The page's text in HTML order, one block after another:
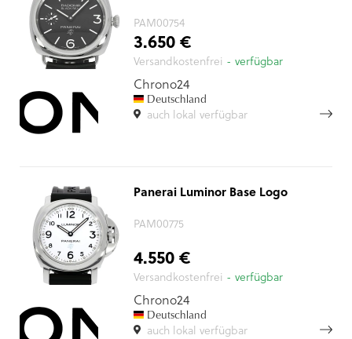
PAM00754
3.650 €
Versandkostenfrei - verfügbar
Chrono24
Deutschland
auch lokal verfügbar
Panerai Luminor Base Logo
PAM00775
4.550 €
Versandkostenfrei - verfügbar
Chrono24
Deutschland
auch lokal verfügbar